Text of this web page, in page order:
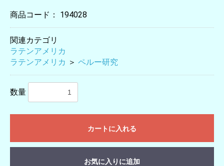
商品コード： 194028
関連カテゴリ
ラテンアメリカ
ラテンアメリカ ＞ ペルー研究
数量
カートに入れる
お気に入りに追加